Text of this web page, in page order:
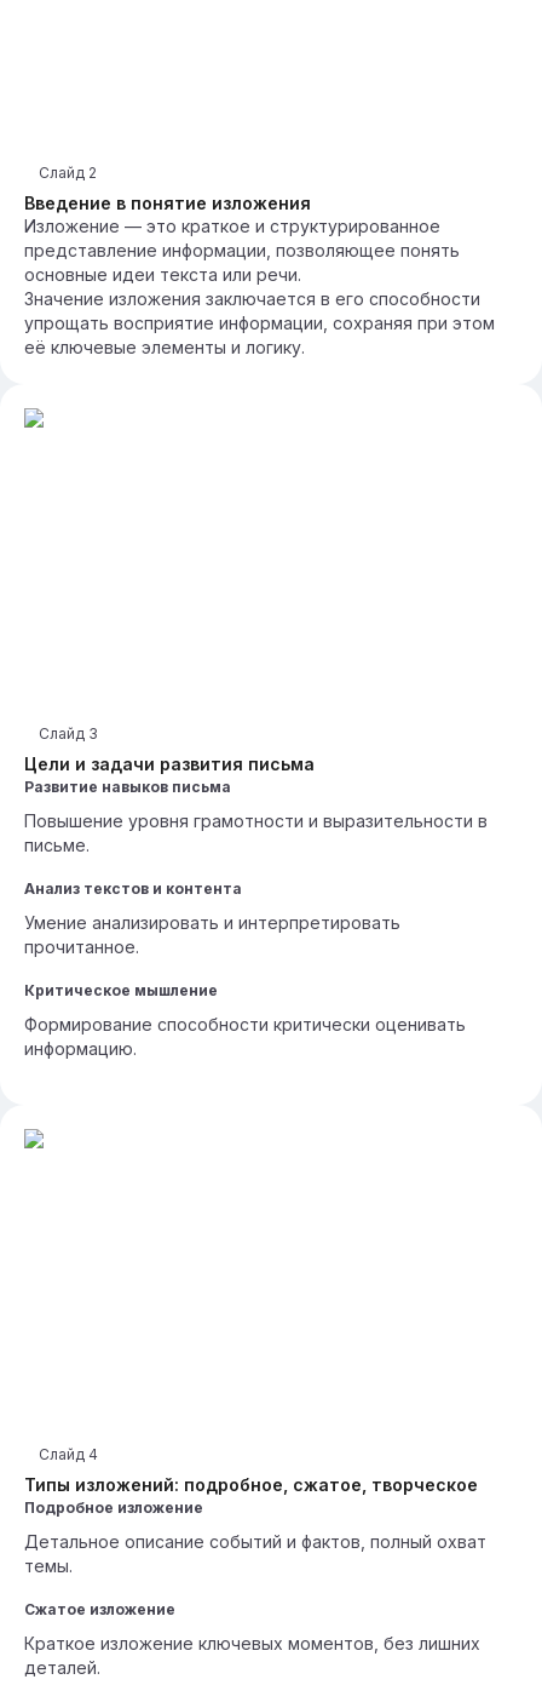
Введение в понятие изложения
Слайд 2
Изложение — это краткое и структурированное
представление информации, позволяющее понять
основные идеи текста или речи.
Значение изложения заключается в его способности
упрощать восприятие информации, сохраняя при этом
её ключевые элементы и логику.
Цели и задачи развития письма
Слайд 3
Развитие навыков письма
Повышение уровня грамотности и выразительности в
письме.
Анализ текстов и контента
Умение анализировать и интерпретировать
прочитанное.
Критическое мышление
Формирование способности критически оценивать
информацию.
Типы изложений: подробное, сжатое, творческое
Слайд 4
Подробное изложение
Детальное описание событий и фактов, полный охват
темы.
Сжатое изложение
Краткое изложение ключевых моментов, без лишних
деталей.